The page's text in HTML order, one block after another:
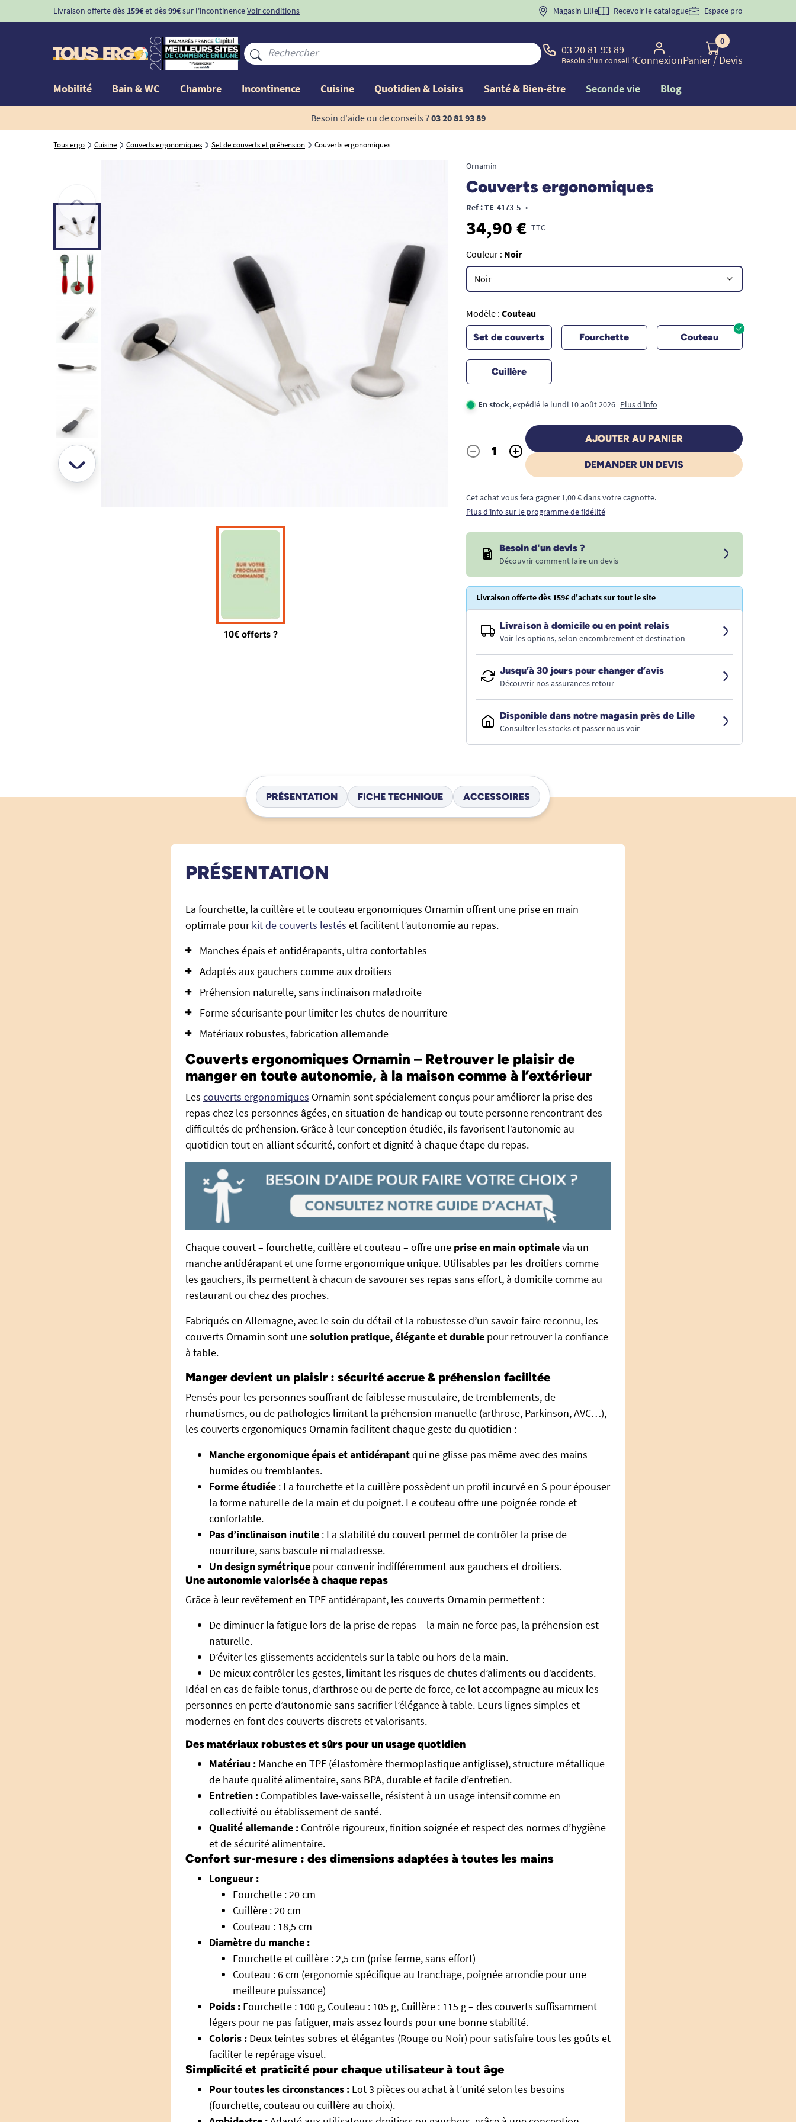
Livraison offerte dès 159€et dès99€sur l'incontinenceVoir conditions BIENVENUE" pourla 1ère commande d'incontinence
Magasin Lille Recevoir le catalogue Espace pro
03 20 81 93 89
Besoin d'un conseil ?Connexion
0
Panier/ Devis
Mobilité Bain & WC Chambre Incontinence Cuisine Quotidien & Loisirs Santé & Bien-être Seconde vie Blog
Besoin d'aide ou de conseils ? 03 20 81 93 89
Tous ergo Cuisine Couverts ergonomiques Set de couverts et préhension Couverts ergonomiques
Ornamin
Couverts ergonomiques
Ref : TE-4173-5 •
34,90 € TTC
Couleur : Noir
Modèle : Couteau
Set de couverts Fourchette Couteau
Cuillère
En stock, expédié le lundi 10 août 2026 Plus d'info
Quantité
- +
AJOUTER AU PANIER
DEMANDER UN DEVIS
Cet achat vous fera gagner 1,00 € dans votre cagnotte.
Plus d'info sur le programme de fidélité
Besoin d'un devis ?
Découvrir comment faire un devis
Livraison offerte dès 159€ d'achats sur tout le site
Livraison à domicile ou en point relais
Voir les options, selon encombrement et destination
Jusqu’à 30 jours pour changer d’avis
Découvrir nos assurances retour
Disponible dans notre magasin près de Lille
Consulter les stocks et passer nous voir
PRÉSENTATION FICHE TECHNIQUE ACCESSOIRES
PRÉSENTATION
La fourchette, la cuillère et le couteau ergonomiques Ornamin offrent une prise en main
optimale pourkit de couverts lestés et facilitent l’autonomie au repas.
Manches épais et antidérapants, ultra confortables
Adaptés aux gauchers comme aux droitiers
Préhension naturelle, sans inclinaison maladroite
Forme sécurisante pour limiter les chutes de nourriture
Matériaux robustes, fabrication allemande
Couverts ergonomiques Ornamin – Retrouver le plaisir de
manger en toute autonomie, à la maison comme à l’extérieur
Les couverts ergonomiques Ornamin sont spécialement conçus pour améliorer la prise des
repas chez les personnes âgées, en situation de handicap ou toute personne rencontrant des
difficultés de préhension. Grâce à leur conception étudiée, ils favorisent l’autonomie au
quotidien tout en alliant sécurité, confort et dignité à chaque étape du repas.
Chaque couvert – fourchette, cuillère et couteau – offre une prise en main optimalevia un
manche antidérapant et une forme ergonomique unique. Utilisables par les droitiers comme
les gauchers, ils permettent à chacun de savourer ses repas sans effort, à domicile comme au
restaurant ou chez des proches.
Fabriqués en Allemagne, avec le soin du détail et la robustesse d’un savoir-faire reconnu, les
couverts Ornamin sont unesolution pratique, élégante et durable pour retrouver la confiance
à table.
Manger devient un plaisir : sécurité accrue & préhension facilitée
Pensés pour les personnes souffrant de faiblesse musculaire, de tremblements, de
rhumatismes, ou de pathologies limitant la préhension manuelle (arthrose, Parkinson, AVC…),
les couverts ergonomiques Ornamin facilitent chaque geste du quotidien :
Manche ergonomique épais et antidérapantqui ne glisse pas même avec des mains
humides ou tremblantes.
Forme étudiée : La fourchette et la cuillère possèdent un profil incurvé en S pour épouser
la forme naturelle de la main et du poignet. Le couteau offre une poignée ronde et
confortable.
Pas d’inclinaison inutile : La stabilité du couvert permet de contrôler la prise de
nourriture, sans bascule ni maladresse.
Un design symétrique pour convenir indifféremment aux gauchers et droitiers.
Une autonomie valorisée à chaque repas
Grâce à leur revêtement en TPE antidérapant, les couverts Ornamin permettent :
De diminuer la fatigue lors de la prise de repas – la main ne force pas, la préhension est
naturelle.
D’éviter les glissements accidentels sur la table ou hors de la main.
De mieux contrôler les gestes, limitant les risques de chutes d’aliments ou d’accidents.
Idéal en cas de faible tonus, d’arthrose ou de perte de force, ce lot accompagne au mieux les
personnes en perte d’autonomie sans sacrifier l’élégance à table. Leurs lignes simples et
modernes en font des couverts discrets et valorisants.
Des matériaux robustes et sûrs pour un usage quotidien
Matériau : Manche en TPE (élastomère thermoplastique antiglisse), structure métallique
de haute qualité alimentaire, sans BPA, durable et facile d’entretien.
Entretien : Compatibles lave-vaisselle, résistent à un usage intensif comme en
collectivité ou établissement de santé.
Qualité allemande : Contrôle rigoureux, finition soignée et respect des normes d’hygiène
et de sécurité alimentaire.
Confort sur-mesure : des dimensions adaptées à toutes les mains
Longueur :
Fourchette : 20 cm
Cuillère : 20 cm
Couteau : 18,5 cm
Diamètre du manche :
Fourchette et cuillère : 2,5 cm (prise ferme, sans effort)
Couteau : 6 cm (ergonomie spécifique au tranchage, poignée arrondie pour une
meilleure puissance)
Poids : Fourchette : 100 g, Couteau : 105 g, Cuillère : 115 g – des couverts suffisamment
légers pour ne pas fatiguer, mais assez lourds pour une bonne stabilité.
Coloris : Deux teintes sobres et élégantes (Rouge ou Noir) pour satisfaire tous les goûts et
faciliter le repérage visuel.
Simplicité et praticité pour chaque utilisateur à tout âge
Pour toutes les circonstances : Lot 3 pièces ou achat à l’unité selon les besoins
(fourchette, couteau ou cuillère au choix).